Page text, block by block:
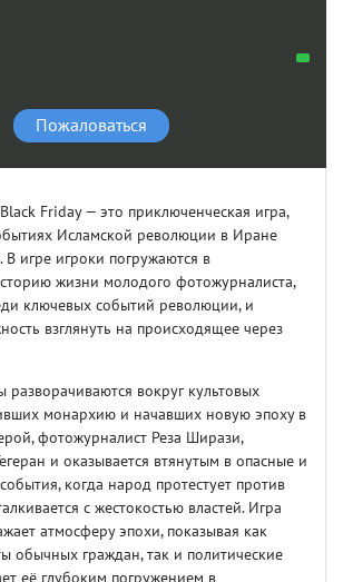
Пожаловаться
Friday — это приключенческая игра,
Исламской революции в Иране
игре игроки погружаются в
жизни молодого фотожурналиста,
ключевых событий революции, и
взглянуть на происходящее через
вокруг культовых
монархию и начавших новую эпоху в
фотожурналист Реза Ширази,
и оказывается втянутым в опасные и
когда народ протестует против
с жестокостью властей. Игра
атмосферу эпохи, показывая как
обычных граждан, так и политические
её глубоким погружением в